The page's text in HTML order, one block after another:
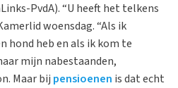
PvdA). “U heeft het telkens
woensdag. “Als ik
hond heb en als ik kom te
mijn nabestaanden,
Maar bij pensioenen is dat echt